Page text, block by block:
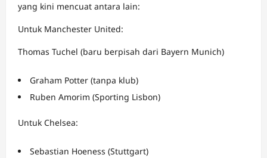
yang kini mencuat antara lain:
Untuk Manchester United:
Thomas Tuchel (baru berpisah dari Bayern Munich)
Graham Potter (tanpa klub)
Ruben Amorim (Sporting Lisbon)
Untuk Chelsea:
Sebastian Hoeness (Stuttgart)